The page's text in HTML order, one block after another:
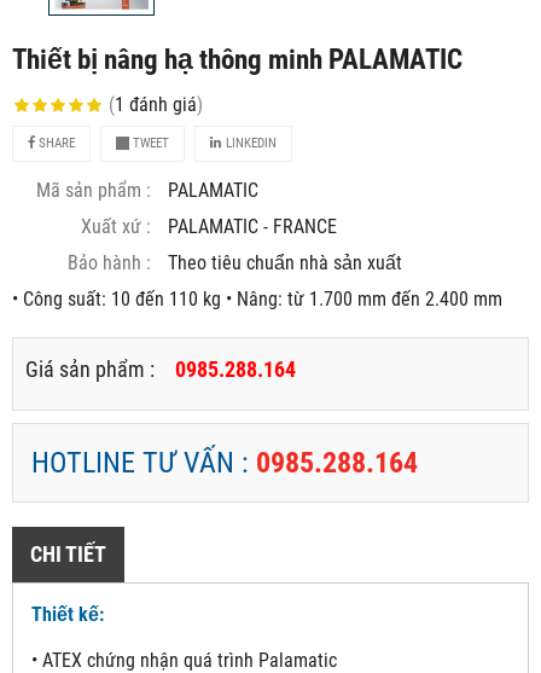
Thiết bị nâng hạ thông minh PALAMATIC
(1 đánh giá)
SHARE TWEET LINKEDIN
Mã sản phẩm :
PALAMATIC
Xuất xứ :
PALAMATIC - FRANCE
Bảo hành :
Theo tiêu chuẩn nhà sản xuất
• Công suất: 10 đến 110 kg • Nâng: từ 1.700 mm đến 2.400 mm
Giá sản phẩm : 0985.288.164
HOTLINE TƯ VẤN : 0985.288.164
CHI TIẾT
Thiết kế:
• ATEX chứng nhận quá trình Palamatic